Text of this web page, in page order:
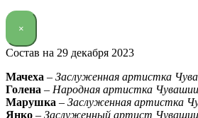
×
Состав на 29 декабря 2023
Мачеха – Заслуженная артистка
Голена – Народная артистка Чувашии
Марушка – Заслуженная артистка
Янко – Заслуженный артист Чувашии